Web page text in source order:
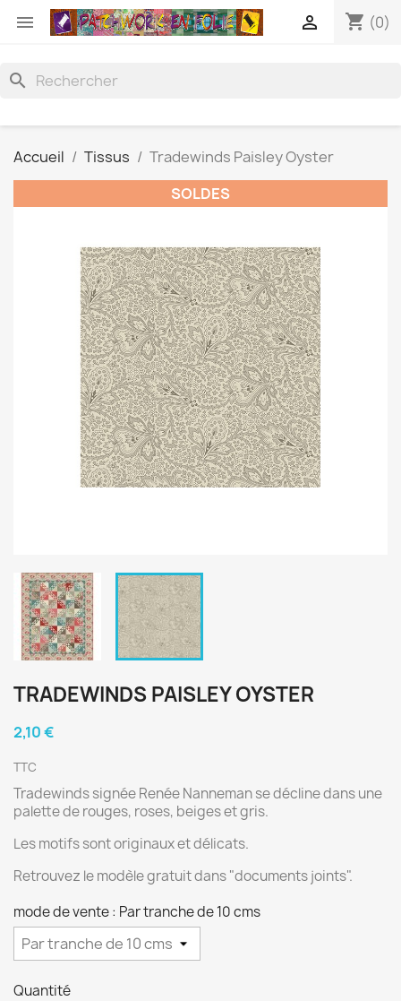
 shopping_cart (0)

search
Accueil Tissus
Tradewinds Paisley Oyster
SOLDES
TRADEWINDS PAISLEY OYSTER
2,10 €
TTC
Tradewinds signée Renée Nanneman se décline dans une
palette de rouges, roses, beiges et gris.
Les motifs sont originaux et délicats.
Retrouvez le modèle gratuit dans "documents joints".
mode de vente : Par tranche de 10 cms
Quantité